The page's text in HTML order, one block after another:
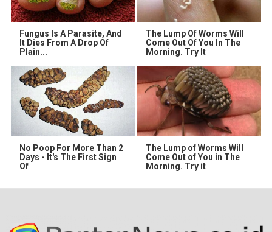
Fungus Is A Parasite, And
It Dies From A Drop Of
Plain...
The Lump Of Worms Will
Come Out Of You In The
Morning. Try It
No Poop For More Than 2
Days - It's The First Sign
Of
The Lump of Worms Will
Come Out of You in The
Morning. Try it